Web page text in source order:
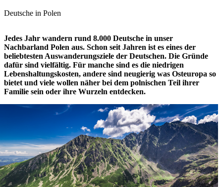
Deutsche in Polen
Jedes Jahr wandern rund 8.000 Deutsche in unser
Nachbarland Polen aus. Schon seit Jahren ist es eines der
beliebtesten Auswanderungsziele der Deutschen. Die Gründe
dafür sind vielfältig. Für manche sind es die niedrigen
Lebenshaltungskosten, andere sind neugierig was Osteuropa so
bietet und viele wollen näher bei dem polnischen Teil ihrer
Familie sein oder ihre Wurzeln entdecken.